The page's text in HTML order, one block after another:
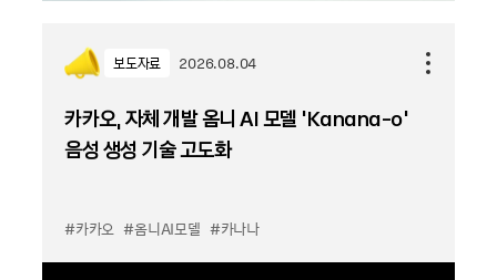
보도자료 2026.08.04
카카오, 자체 개발 옴니 AI 모델 ‘Kanana-o’
음성 생성 기술 고도화
#카카오 #옴니AI모델 #카나나